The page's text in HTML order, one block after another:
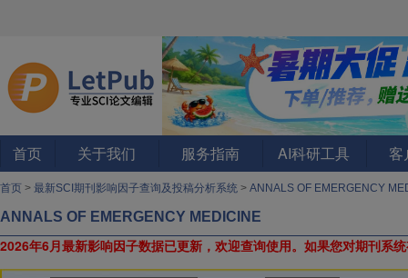
首页 关于我们 服务指南 AI科研工具 客
首页 > 最新SCI期刊影响因子查询及投稿分析系统 > ANNALS OF EMERGENCY
ANNALS OF EMERGENCY MEDICINE
2026年6月最新影响因子数据已更新，欢迎查询使用。 如果您对期刊系